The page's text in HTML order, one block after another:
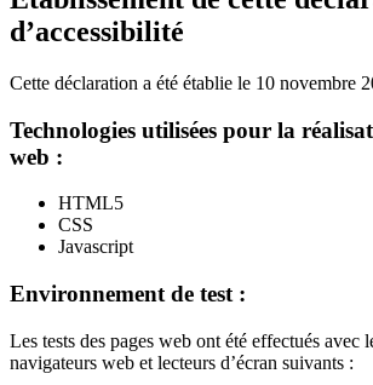
d’accessibilité
Cette déclaration a été établie le 10 novembre
Technologies utilisées pour la
web :
HTML5
CSS
Javascript
Environnement de test :
Les tests des pages web ont été effectués avec
navigateurs web et lecteurs d’écran suivants :